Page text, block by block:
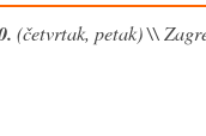
(četvrtak, petak) \\